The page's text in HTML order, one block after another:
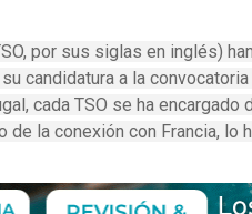
por sus siglas en inglés)
candidatura a la
cada TSO se ha
de la conexión con Francia, lo